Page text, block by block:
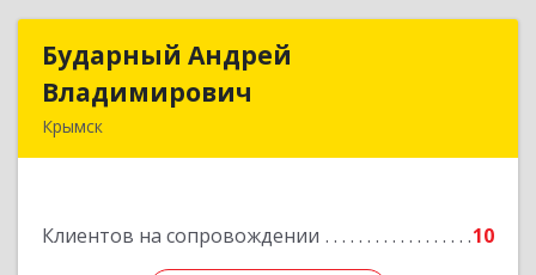
Бударный Андрей
Владимирович
Крымск
Клиентов на сопровождении 10
Бударный Андрей
Подробнее